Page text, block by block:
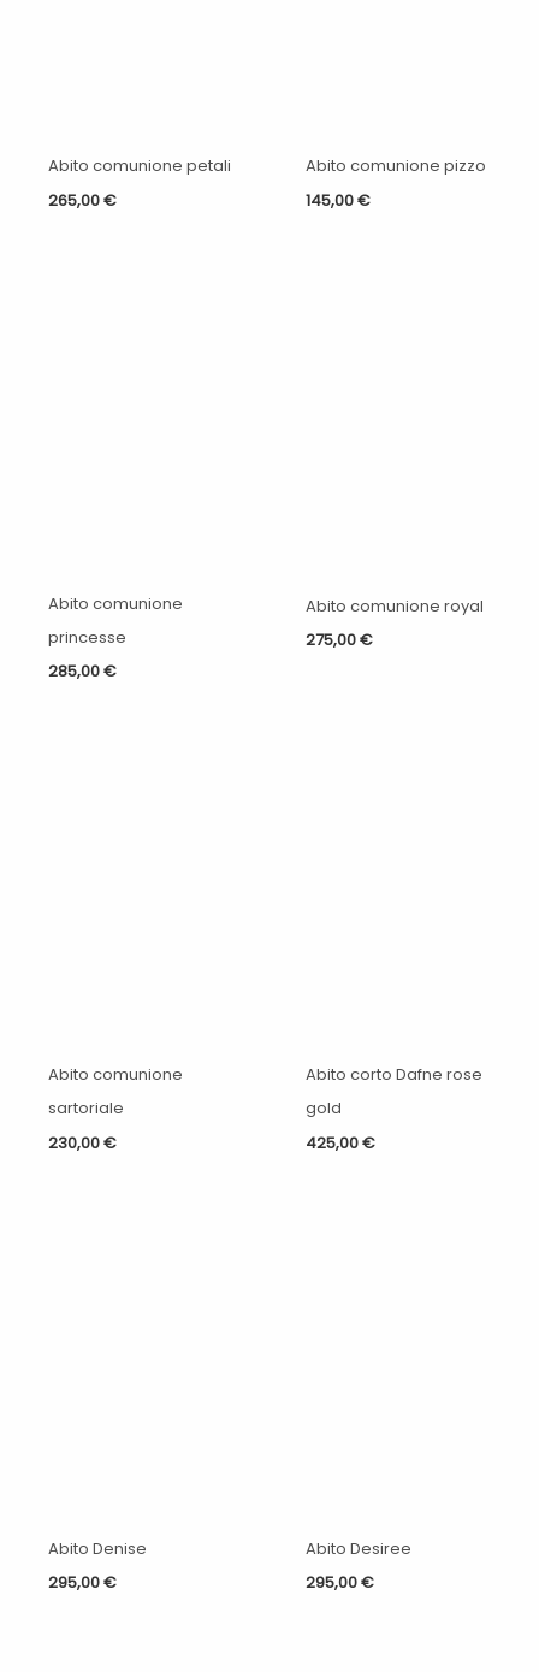
Abito comunione petali
265,00€
Abito comunione pizzo
145,00€
Abito comunione
princesse
285,00€
Abito comunione royal
275,00€
Abito comunione
sartoriale
230,00€
Abito corto Dafne rose
gold
425,00€
Abito Denise
295,00€
Abito Desiree
295,00€